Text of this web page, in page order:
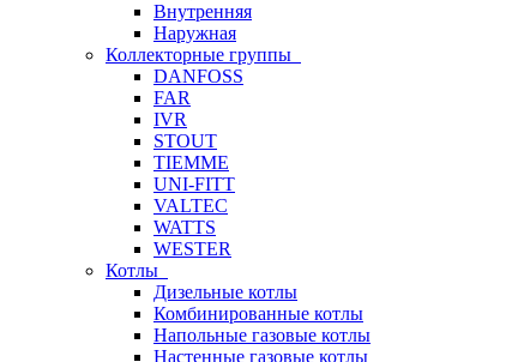
Внутренняя
Наружная
Коллекторные группы
DANFOSS
FAR
IVR
STOUT
TIEMME
UNI-FITT
VALTEC
WATTS
WESTER
Котлы
Дизельные котлы
Комбинированные котлы
Напольные газовые котлы
Настенные газовые котлы